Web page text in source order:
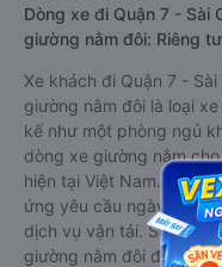
Dòng xe đi Quận 7 - Sài
giường nằm đôi: Riêng
Xe khách đi Quận 7 -
giường nằm đôi là loại
kế như một phòng ngủ
dòng xe giường nằm
hiện tại Việt Nam. Loại
ứng yêu cầu ngày càng
dịch vụ vận tải. So với
giường nằm đôi đi Quận